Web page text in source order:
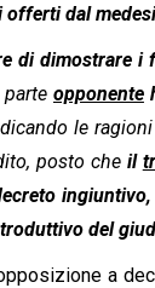
dal
di dimostrare
opponente
le
posto che il
del
a